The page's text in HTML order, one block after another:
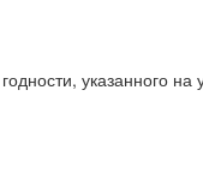
указанного на